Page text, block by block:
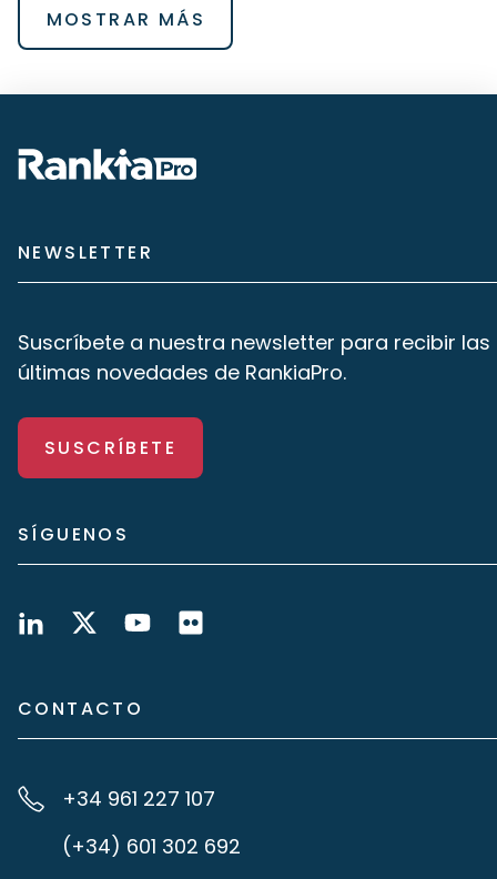
MOSTRAR MÁS
NEWSLETTER
Suscríbete a nuestra newsletter para recibir las
últimas novedades de RankiaPro.
SUSCRÍBETE
SÍGUENOS
CONTACTO
+34 961 227 107
(+34) 601 302 692